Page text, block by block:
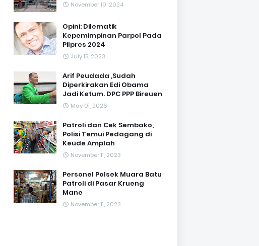
November 10, 2024
Opini: Dilematik
Kepemimpinan Parpol Pada
Pilpres 2024
July 15, 2023
Arif Peudada ,Sudah
Diperkirakan Edi Obama
Jadi Ketum. DPC PPP Bireuen
May 01, 2026
Patroli dan Cek Sembako,
Polisi Temui Pedagang di
Keude Amplah
November 11, 2023
Personel Polsek Muara Batu
Patroli di Pasar Krueng
Mane
November 11, 2023